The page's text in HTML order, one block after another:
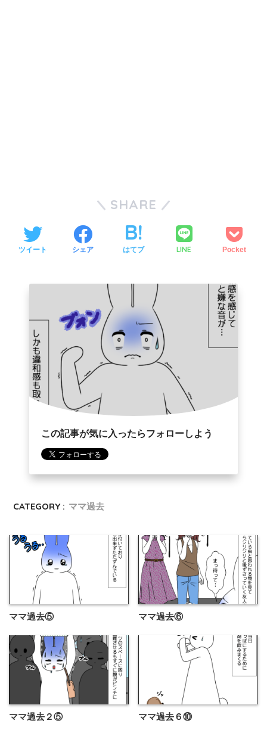
SHARE
ツイート シェア はてブ LINE Pocket
この記事が気に入ったらフォローしよう
CATEGORY : ママ過去
ママ過去⑤ ママ過去⑥
ママ過去２⑤ ママ過去６⑩